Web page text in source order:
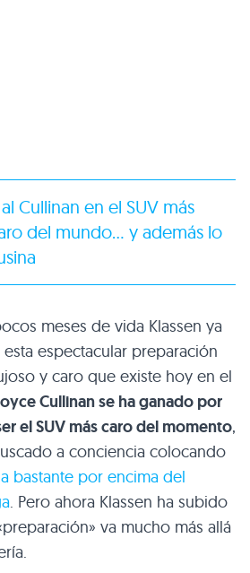
Cullinan en el SUV más
del mundo… y además lo
meses de vida Klassen ya
espectacular preparación
y caro que existe hoy en el
Cullinan se ha ganado por
el SUV más caro del momento,
a conciencia colocando
bastante por encima del
. Pero ahora Klassen ha subido
va mucho más allá